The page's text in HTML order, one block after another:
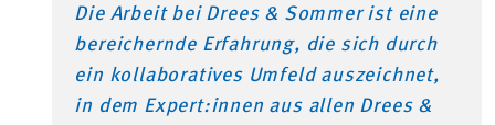
Die Arbeit bei Drees & Sommer ist eine
bereichernde Erfahrung, die sich durch
ein kollaboratives Umfeld auszeichnet,
in dem Expert:innen aus allen Drees &